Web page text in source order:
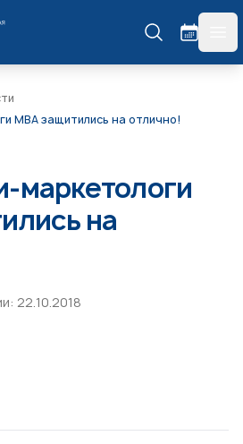
МВА защитились на отлично!
маркетологи
на
22.10.2018